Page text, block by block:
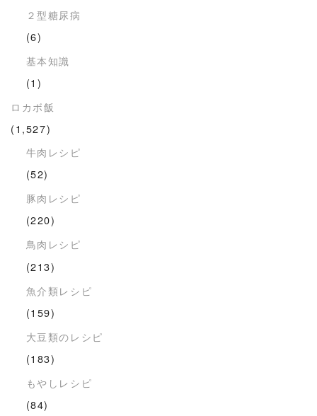
２型糖尿病
(6)
基本知識
(1)
ロカボ飯
(1,527)
牛肉レシピ
(52)
豚肉レシピ
(220)
鳥肉レシピ
(213)
魚介類レシピ
(159)
大豆類のレシピ
(183)
もやしレシピ
(84)